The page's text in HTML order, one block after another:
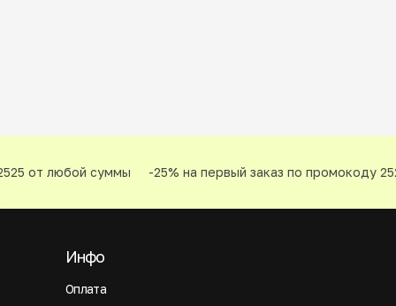
от любой суммы -25% на первый заказ по промокоду
Оплата
Инфо